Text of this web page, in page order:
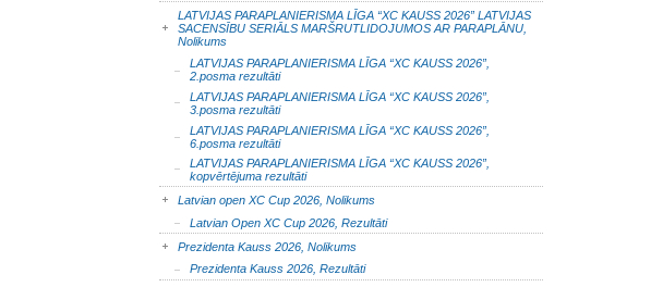
LATVIJAS PARAPLANIERISMA LĪGA “XC KAUSS 2026” LATVIJAS
SACENSĪBU SERIĀLS MARŠRUTLIDOJUMOS AR PARAPLĀNU,
Nolikums
LATVIJAS PARAPLANIERISMA LĪGA “XC KAUSS 2026”,
2.posma rezultāti
LATVIJAS PARAPLANIERISMA LĪGA “XC KAUSS 2026”,
3.posma rezultāti
LATVIJAS PARAPLANIERISMA LĪGA “XC KAUSS 2026”,
6.posma rezultāti
LATVIJAS PARAPLANIERISMA LĪGA “XC KAUSS 2026”,
kopvērtējuma rezultāti
Latvian open XC Cup 2026, Nolikums
Latvian Open XC Cup 2026, Rezultāti
Prezidenta Kauss 2026, Nolikums
Prezidenta Kauss 2026, Rezultāti